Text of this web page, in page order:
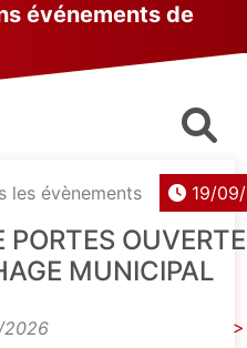
événements de
les évènements 19/
PORTES
MUNICIPAL
2026